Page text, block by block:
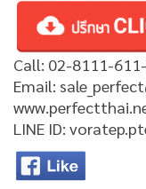
Call: 02-8111-
Email:
LINE ID: